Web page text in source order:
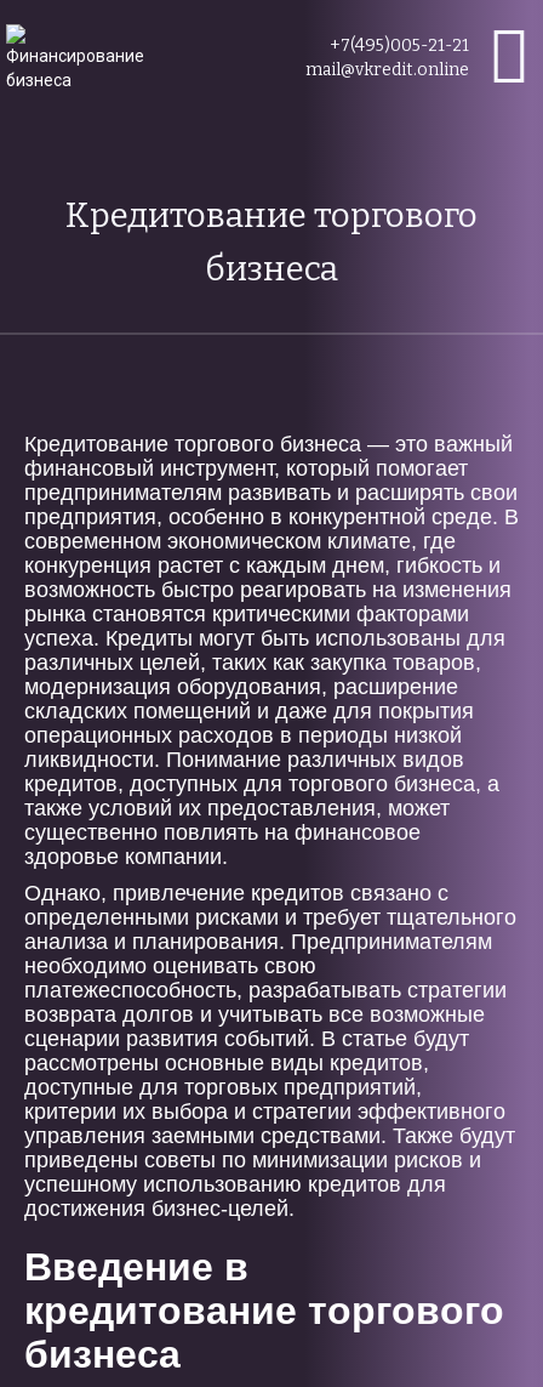
+7(495)005-21-21
mail@vkredit.online
Кредитование торгового
бизнеса
Кредитование торгового бизнеса — это важный
финансовый инструмент, который помогает
предпринимателям развивать и расширять свои
предприятия, особенно в конкурентной среде. В
современном экономическом климате, где
конкуренция растет с каждым днем, гибкость и
возможность быстро реагировать на изменения
рынка становятся критическими факторами
успеха. Кредиты могут быть использованы для
различных целей, таких как закупка товаров,
модернизация оборудования, расширение
складских помещений и даже для покрытия
операционных расходов в периоды низкой
ликвидности. Понимание различных видов
кредитов, доступных для торгового бизнеса, а
также условий их предоставления, может
существенно повлиять на финансовое
здоровье компании.
Однако, привлечение кредитов связано с
определенными рисками и требует тщательного
анализа и планирования. Предпринимателям
необходимо оценивать свою
платежеспособность, разрабатывать стратегии
возврата долгов и учитывать все возможные
сценарии развития событий. В статье будут
рассмотрены основные виды кредитов,
доступные для торговых предприятий,
критерии их выбора и стратегии эффективного
управления заемными средствами. Также будут
приведены советы по минимизации рисков и
успешному использованию кредитов для
достижения бизнес-целей.
Введение в
кредитование торгового
бизнеса